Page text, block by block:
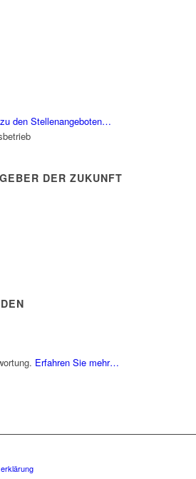
zu den Stellenangeboten…
DER ZUKUNFT
Erfahren Sie mehr…